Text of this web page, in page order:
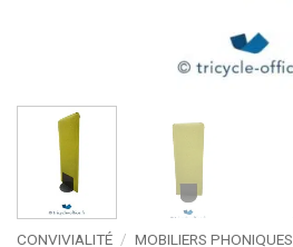
CONVIVIALITÉ / MOBILIERS PHONIQUES